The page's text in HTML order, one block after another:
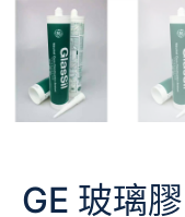
GE 玻璃